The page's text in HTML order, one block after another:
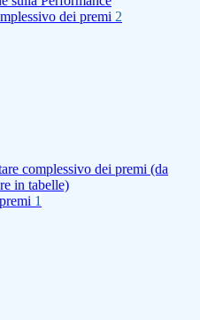
dei premi 2
complessivo dei premi (da
in tabelle)
1